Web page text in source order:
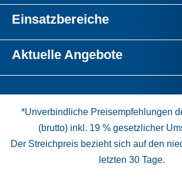
Einsatzbereiche
Aktuelle Angebote
*Unverbindliche Preisempfehlungen
(brutto) inkl. 19 % gesetzlicher
Der Streichpreis bezieht sich auf den
letzten 30 Tage.